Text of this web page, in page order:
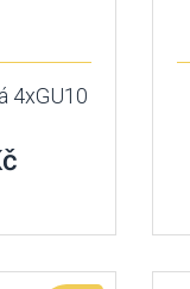
4xGU10